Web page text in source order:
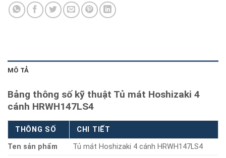
MÔ TẢ
Bảng thông số kỹ thuật Tủ mát Hoshizaki 4
cánh HRWH147LS4
THÔNG SỐ
CHI TIẾT
Ten sản phẩm
Tủ mát Hoshizaki 4 cánh HRWH147LS4